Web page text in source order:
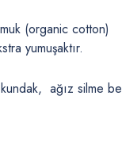
(organic cotton)
yumuşaktır.
ağız silme